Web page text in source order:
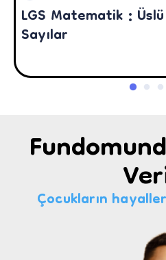
LGS Matematik : Üslü
Sayılar
Çocukların